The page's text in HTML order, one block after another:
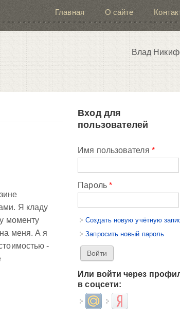
Главная О сайте
Влад
Я кладу
моменту
меня. А я
-
Вход для
пользователей
Имя пользователя *
Пароль *
Создать новую учётную
Запросить новый пароль
Или войти через
в соцсети:
Login with Mail.ruLogin with Яндекс